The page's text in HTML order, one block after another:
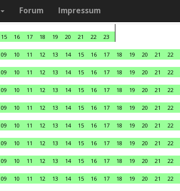
Forum Impressum
15 16 17 18 19 20 21 22
23
09 10 11 12 13 14 15 16 17 18 19 20 21 22
09 10 11 12 13 14 15 16 17 18 19 20 21 22
09 10 11 12 13 14 15 16 17 18 19 20 21 22
09 10 11 12 13 14 15 16 17 18 19 20 21 22
09 10 11 12 13 14 15 16 17 18 19 20 21 22
09 10 11 12 13 14 15 16 17 18 19 20 21 22
09 10 11 12 13 14 15 16 17 18 19 20 21 22
09 10 11 12 13 14 15 16 17 18 19 20 21 22